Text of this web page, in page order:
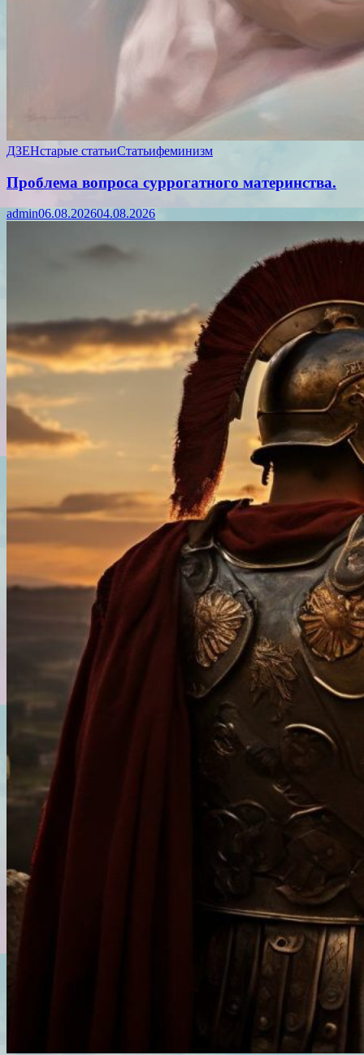
ДЗЕНстарые статьиСтатьифеминизм
Проблема вопроса суррогатного материнства.
admin06.08.202604.08.2026